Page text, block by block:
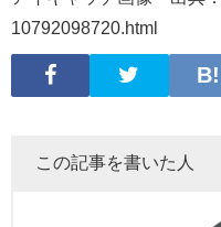
10792098720.html
この記事を書いた人